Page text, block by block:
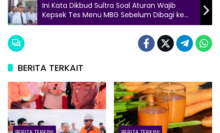
Ini Kata Dikbud Sultra Soal Aturan Wajib
Kepsek Tes Menu MBG Sebelum Dibagi ke
Siswa
BERITA TERKAIT